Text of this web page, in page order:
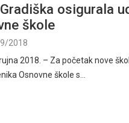
osigurala
škole
2018
2018. – Za početak nove
Osnovne škole s…